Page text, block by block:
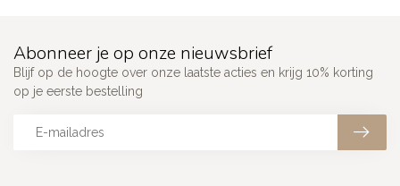
Abonneer je op onze nieuwsbrief
Blijf op de hoogte over onze laatste acties en krijg 10% korting
op je eerste bestelling